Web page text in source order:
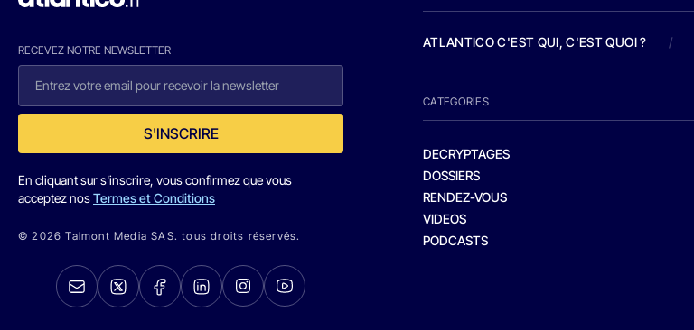
RECEVEZ NOTRE NEWSLETTER
S'INSCRIRE
En cliquant sur s'inscrire, vous confirmez que vous
acceptez nosTermes et Conditions
© 2026 Talmont Media SAS. tous droits réservés.
ATLANTICO C'EST QUI, C'EST QUOI ? /
CATEGORIES
DECRYPTAGES
DOSSIERS
RENDEZ-VOUS
VIDEOS
PODCASTS